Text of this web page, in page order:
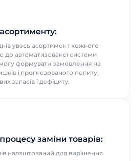
Відправити
увесь асортимент кожного
до автоматизованої системи
формувати замовлення на
і прогнозованого попиту,
запасів і дефіциту.
заміни товарів:
налаштований для вирішення
Відправити